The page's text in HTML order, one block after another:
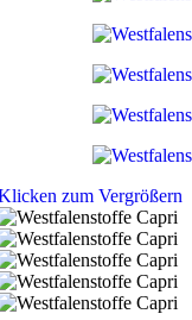
zum Vergrößern